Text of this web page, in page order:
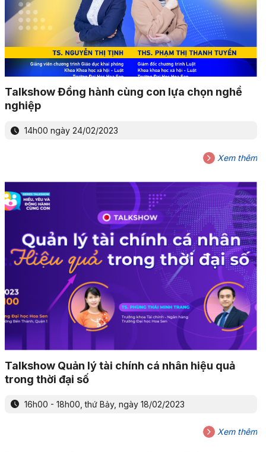
Talkshow Đồng hành cùng con lựa chọn nghề
nghiệp
14h00 ngày 24/02/2023
Xem thêm
Talkshow Quản lý tài chính cá nhân hiệu quả
trong thời đại số
16h00 - 18h00, thứ Bảy, ngày 18/02/2023
Xem thêm